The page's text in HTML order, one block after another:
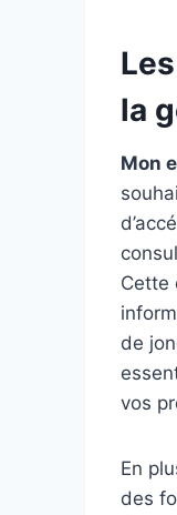
la
Mon
Cette
de
vos
En
des